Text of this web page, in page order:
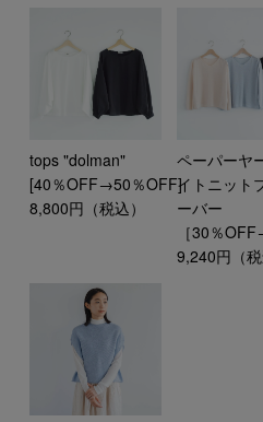
tops "dolman"
[40％OFF→50％OFF]
8,800円（税込）
ペーパーヤ
イトニット
ーバー
［30％
9,240円（税